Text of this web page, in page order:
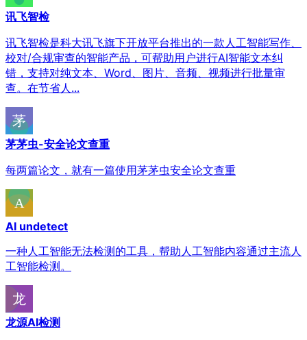
讯飞智检
讯飞智检是科大讯飞旗下开放平台推出的一款人工智能写作、
校对/合规审查的智能产品，可帮助用户进行AI智能文本纠
错，支持对纯文本、Word、图片、音频、视频进行批量审
查。在节省人...
茅茅虫-安全论文查重
每两篇论文，就有一篇使用茅茅虫安全论文查重
AI undetect
一种人工智能无法检测的工具，帮助人工智能内容通过主流人
工智能检测。
龙源AI检测